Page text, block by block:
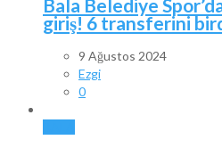
Bala Belediye
giriş! 6 transferini
9 Ağustos 2024
Ezgi
0